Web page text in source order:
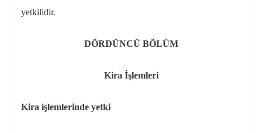
yetkilidir.
DÖRDÜNCÜ BÖLÜM
Kira İşlemleri
Kira işlemlerinde yetki